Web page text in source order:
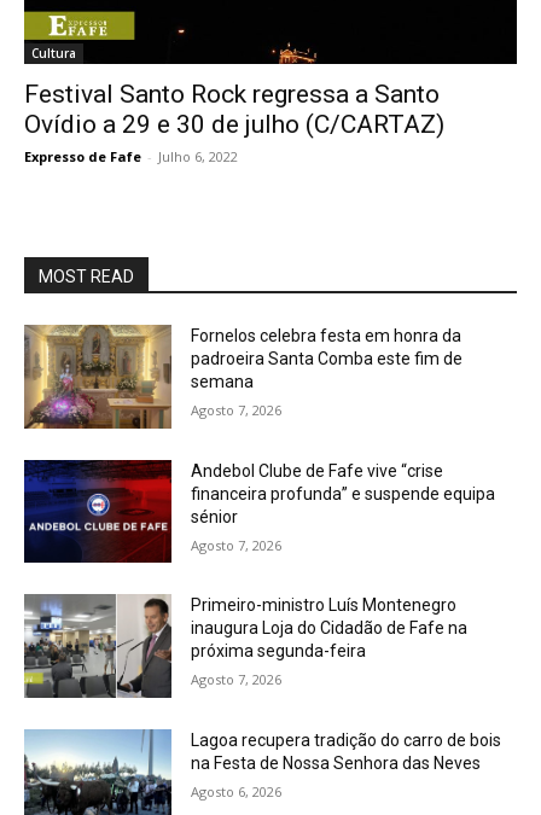
Cultura
Festival Santo Rock regressa a Santo
Ovídio a 29 e 30 de julho (C/CARTAZ)
Expresso de Fafe - Julho 6, 2022
MOST READ
Fornelos celebra festa em honra da
padroeira Santa Comba este fim de
semana
Agosto 7, 2026
Andebol Clube de Fafe vive “crise
financeira profunda” e suspende equipa
sénior
Agosto 7, 2026
Primeiro-ministro Luís Montenegro
inaugura Loja do Cidadão de Fafe na
próxima segunda-feira
Agosto 7, 2026
Lagoa recupera tradição do carro de bois
na Festa de Nossa Senhora das Neves
Agosto 6, 2026